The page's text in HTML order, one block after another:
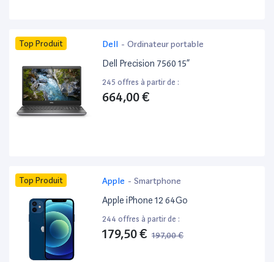
Top Produit Dell - Ordinateur portable
Dell Precision 7560 15”
245 offres à partir de :
664,00 €
Top Produit Apple - Smartphone
Apple iPhone 12 64Go
244 offres à partir de :
179,50 € 197,00 €